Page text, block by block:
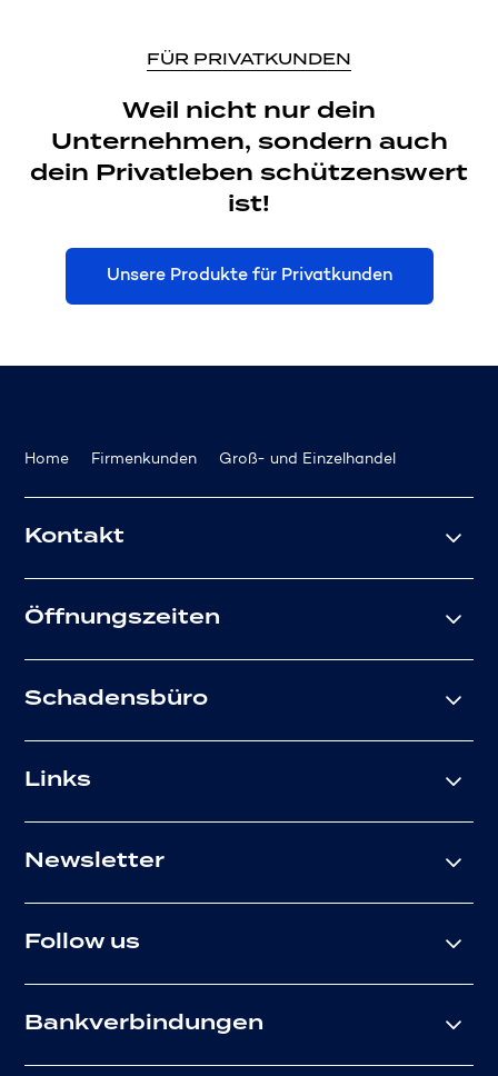
FÜR PRIVATKUNDEN
Weil nicht nur dein
Unternehmen, sondern auch
dein Privatleben schützenswert
ist!
Unsere Produkte für Privatkunden
Home Firmenkunden Groß- und Einzelhandel
Kontakt
Öffnungszeiten
Schadensbüro
Links
Newsletter
Follow us
Bankverbindungen